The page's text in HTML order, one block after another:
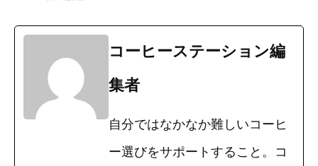
コーヒーステーション編
集者
自分ではなかなか難しいコーヒ
ー選びをサポートすること。コ